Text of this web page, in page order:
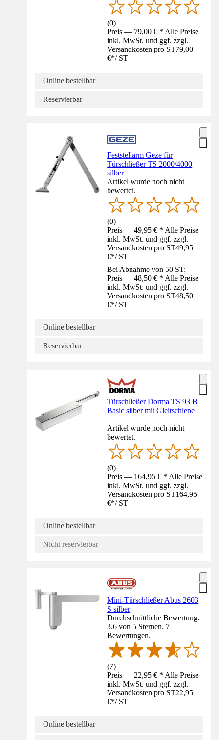
(0)
Preis — 79,00 € * Alle Preise
inkl. MwSt. und ggf. zzgl.
Versandkosten pro ST79,00
€*/ ST
Online bestellbar
Reservierbar
Feststellarm Geze für
Türschließer TS 2000/4000
silber
Artikel wurde noch nicht
bewertet.
(0)
Preis — 49,95 € * Alle Preise
inkl. MwSt. und ggf. zzgl.
Versandkosten pro ST49,95
€*/ ST
Bei Abnahme von 50 ST:
Preis — 48,50 € * Alle Preise
inkl. MwSt. und ggf. zzgl.
Versandkosten pro ST48,50
€*/ ST
Online bestellbar
Reservierbar
Türschließer Dorma TS 93 B
Basic silber mit Gleitschiene
Artikel wurde noch nicht
bewertet.
(0)
Preis — 164,95 € * Alle Preise
inkl. MwSt. und ggf. zzgl.
Versandkosten pro ST164,95
€*/ ST
Online bestellbar
Nicht reservierbar
Mini-Türschließer Abus 2603
S silber
Durchschnittliche Bewertung:
3.6 von 5 Sternen. 7
Bewertungen.
(7)
Preis — 22,95 € * Alle Preise
inkl. MwSt. und ggf. zzgl.
Versandkosten pro ST22,95
€*/ ST
Online bestellbar